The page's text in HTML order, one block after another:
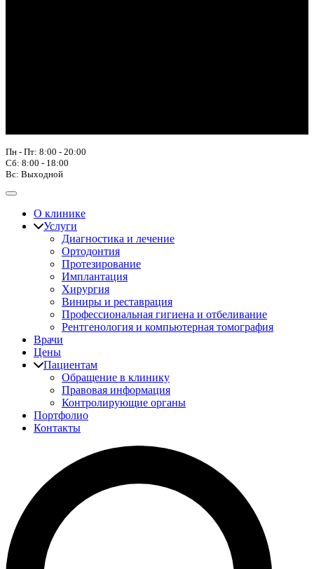
Пн - Пт: 8:00 - 20:00
Сб: 8:00 - 18:00
Вс: Выходной
О клинике
Услуги
Диагностика и лечение
Ортодонтия
Протезирование
Имплантация
Хирургия
Виниры и реставрация
Профессиональная гигиена и отбеливание
Рентгенология и компьютерная томография
Врачи
Цены
Пациентам
Обращение в клинику
Правовая информация
Контролирующие органы
Портфолио
Контакты